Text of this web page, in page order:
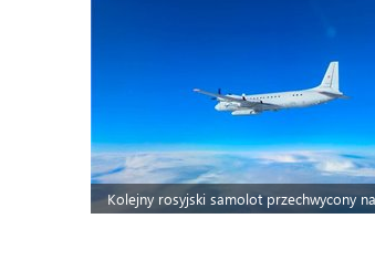
Kolejny rosyjski samolot przechwycony